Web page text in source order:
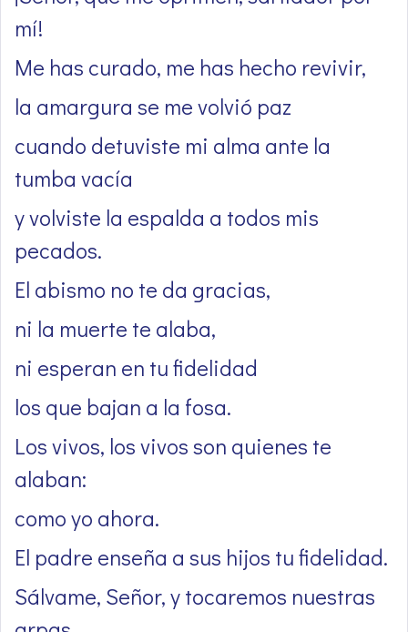
mí!
Me has curado, me has hecho revivir,
la amargura se me volvió paz
cuando detuviste mi alma ante la
tumba vacía
y volviste la espalda a todos mis
pecados.
El abismo no te da gracias,
ni la muerte te alaba,
ni esperan en tu fidelidad
los que bajan a la fosa.
Los vivos, los vivos son quienes te
alaban:
como yo ahora.
El padre enseña a sus hijos tu fidelidad.
Sálvame, Señor, y tocaremos nuestras